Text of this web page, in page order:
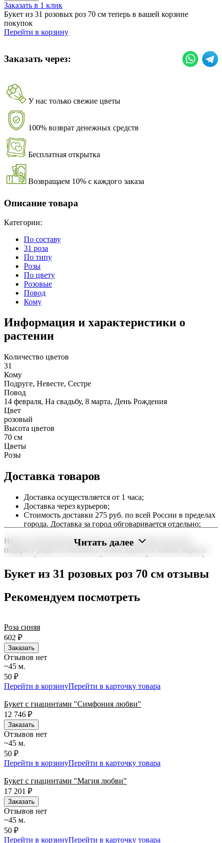
Заказать в 1 клик
Букет из 31 розовых роз 70 см теперь в вашей корзине
покупок
Перейти в корзину
Заказать через:
У нас только свежие цветы
100% возврат денежных средств
Бесплатная открытка
Возвращаем 10% с каждого заказа
Описание товара
Категории:
По составу
31 роза
По типу
Розы
По цвету
Розовые
Повод
Кому
Информация и характеристики о
растении
Количество цветов
31
Кому
Подруге, Невесте, Сестре
Повод
14 февраля, На свадьбу, 8 марта, День Рождения
Цвет
розовый
Высота цветов
70 см
Цветы
Розы
Доставка товаров
Доставка осуществляется от 1 часа;
Доставка через курьеров;
Стоимость доставки 275 руб. по всей России в пределах
города. Доставка за город обговаривается отдельно;
Наша служба работает круглосуточно, чтобы вы могли
подарить радость близким в любое время. В нашем маркете
можно оформить заказ онлайн с доставкой на дом или в офис
минут или день в день в удобный интервал. Если вам важно
вручить подарок ко времени, наш сервис доставки обеспечит
сегодня и ежедневно 24 часа в сутки.
Читать далее
Букет из 31 розовых роз 70 см отзывы
Рекомендуем посмотреть
Роза синяя
602 ₽
Заказать
Отзывов нет
~45 м.
50 ₽
Перейти в корзинуПерейти в карточку товара
Букет с гиацинтами "Симфония любви"
12 746 ₽
Заказать
Отзывов нет
~45 м.
50 ₽
Перейти в корзинуПерейти в карточку товара
Букет с гиацинтами "Магия любви"
17 201
₽
Заказать
Отзывов нет
~45 м.
50 ₽
Перейти в корзинуПерейти в карточку товара